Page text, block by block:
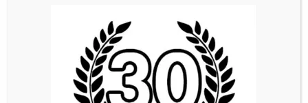
RIMBORSI e INDENNIZZI
POSTA LOCALE
Per la posta prioritaria non sono previsti rimborsi.